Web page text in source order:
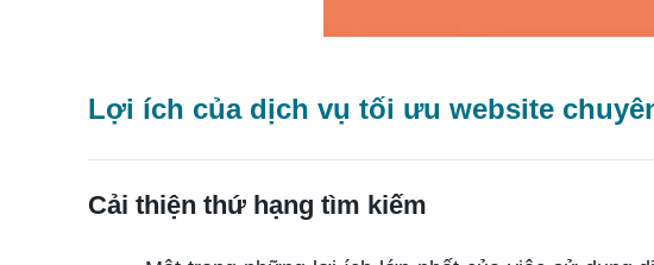
Lợi ích của dịch vụ tối ưu website
Cải thiện thứ hạng tìm kiếm